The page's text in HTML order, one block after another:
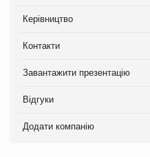
Керівництво
Контакти
Завантажити презентацію
Відгуки
Додати компанію